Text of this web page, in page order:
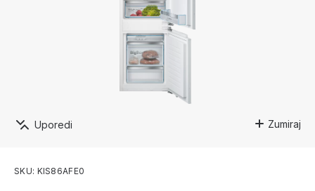
Zumiraj
Uporedi
SKU: KIS86AFE0